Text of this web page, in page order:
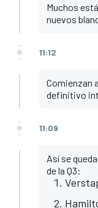
Muchos
nuevos
11:12
Comienzan
definitivo
11:09
Así se
de la Q3: